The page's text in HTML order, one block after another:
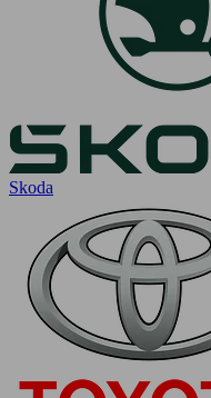
Skoda